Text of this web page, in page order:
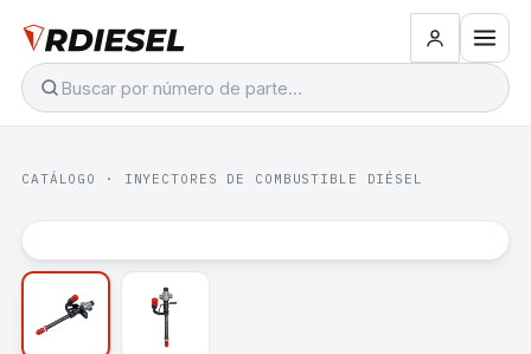
CATÁLOGO · INYECTORES DE COMBUSTIBLE DIÉSEL